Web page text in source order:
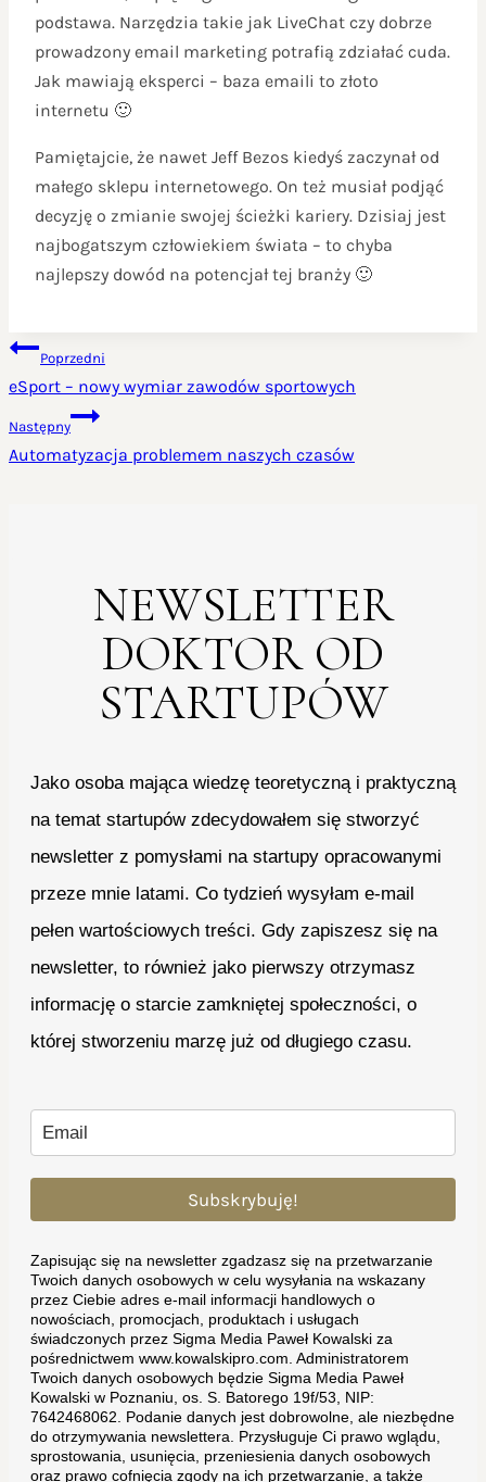
podstawa. Narzędzia takie jak LiveChat czy dobrze
prowadzony email marketing potrafią zdziałać cuda.
Jak mawiają eksperci – baza emaili to złoto
internetu 🙂
Pamiętajcie, że nawet Jeff Bezos kiedyś zaczynał od
małego sklepu internetowego. On też musiał podjąć
decyzję o zmianie swojej ścieżki kariery. Dzisiaj jest
najbogatszym człowiekiem świata – to chyba
najlepszy dowód na potencjał tej branży 🙂
NAWIGACJA
WPISU
Poprzedni
eSport – nowy wymiar zawodów sportowych
Następny
Automatyzacja problemem naszych czasów
NEWSLETTER
DOKTOR OD
STARTUPÓW
Jako osoba mająca wiedzę teoretyczną i praktyczną
na temat startupów zdecydowałem się stworzyć
newsletter z pomysłami na startupy opracowanymi
przeze mnie latami. Co tydzień wysyłam e-mail
pełen wartościowych treści. Gdy zapiszesz się na
newsletter, to również jako pierwszy otrzymasz
informację o starcie zamkniętej społeczności, o
której stworzeniu marzę już od długiego czasu.
Subskrybuję!
Zapisując się na newsletter zgadzasz się na przetwarzanie
Twoich danych osobowych w celu wysyłania na wskazany
przez Ciebie adres e-mail informacji handlowych o
nowościach, promocjach, produktach i usługach
świadczonych przez Sigma Media Paweł Kowalski za
pośrednictwem www.kowalskipro.com. Administratorem
Twoich danych osobowych będzie Sigma Media Paweł
Kowalski w Poznaniu, os. S. Batorego 19f/53, NIP:
7642468062. Podanie danych jest dobrowolne, ale niezbędne
do otrzymywania newslettera. Przysługuje Ci prawo wglądu,
sprostowania, usunięcia, przeniesienia danych osobowych
oraz prawo cofnięcia zgody na ich przetwarzanie, a także